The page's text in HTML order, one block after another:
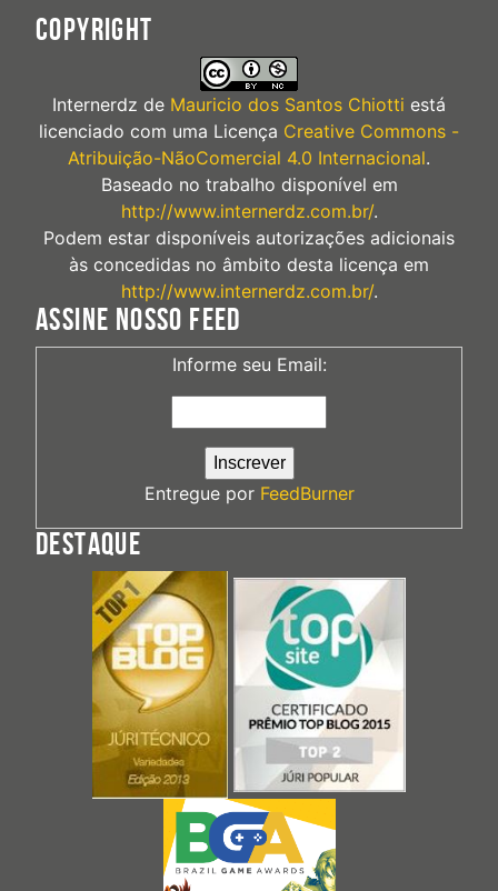
COPYRIGHT
Internerdz de Mauricio dos Santos Chiotti está
licenciado com uma Licença Creative Commons -
Atribuição-NãoComercial 4.0 Internacional.
Baseado no trabalho disponível em
http://www.internerdz.com.br/.
Podem estar disponíveis autorizações adicionais
às concedidas no âmbito desta licença em
http://www.internerdz.com.br/.
ASSINE NOSSO FEED
Informe seu Email:
Entregue por FeedBurner
DESTAQUE